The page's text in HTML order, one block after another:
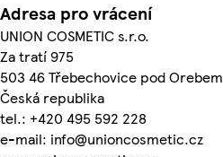
Adresa pro vrácení
UNION COSMETIC s.r.o.
Za tratí 975
503 46 Třebechovice pod Orebem
Česká republika
tel.: +420 495 592 228
e-mail: info@unioncosmetic.cz